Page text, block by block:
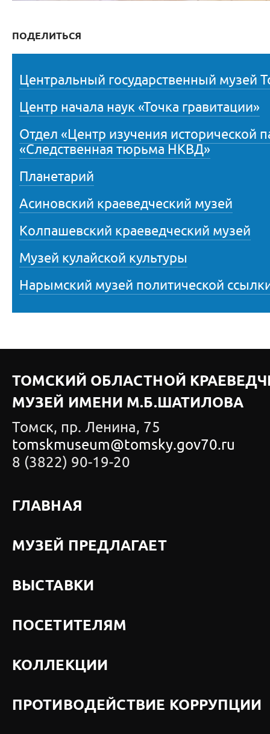
ПОДЕЛИТЬСЯ
Центральный государственный музей
Центр начала наук «Точка гравитации»
Отдел «Центр изучения исторической
«Следственная тюрьма НКВД»
Планетарий
Асиновский краеведческий музей
Колпашевский краеведческий музей
Музей кулайской культуры
Нарымский музей политической
ТОМСКИЙ ОБЛАСТНОЙ
МУЗЕЙ ИМЕНИ М.Б.ШАТИЛОВА
Томск, пр. Ленина, 75
tomskmuseum@tomsky.gov70.ru
8 (3822) 90-19-20
ГЛАВНАЯ
МУЗЕЙ ПРЕДЛАГАЕТ
ВЫСТАВКИ
ПОСЕТИТЕЛЯМ
КОЛЛЕКЦИИ
ПРОТИВОДЕЙСТВИЕ КОРРУПЦИИ